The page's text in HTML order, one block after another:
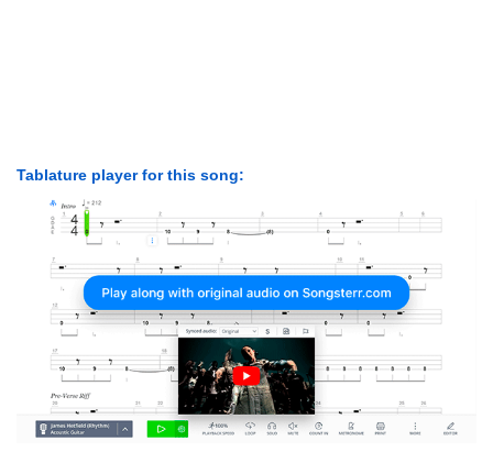
Tablature player for this song: